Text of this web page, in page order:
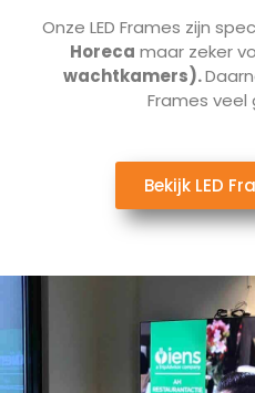
Onze LED Frames zijn
Horeca maar zeker
wachtkamers).
Frames veel
Bekijk LED